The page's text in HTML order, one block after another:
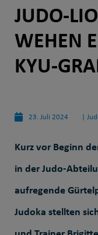
JUDO-
WEHEN
KYU-
23. Juli 2024
Kurz vor Beginn
in der Judo-
aufregende
Judoka stellten